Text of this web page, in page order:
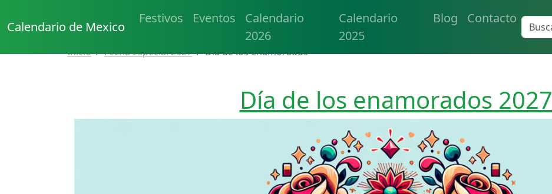
Calendario de Mexico
Festivos Eventos
Calendario
2026
Calendario
2025
Blog Contacto
Inicio Fecha Especial 2027 Día de los enamorados
Día de los enamorados 2027